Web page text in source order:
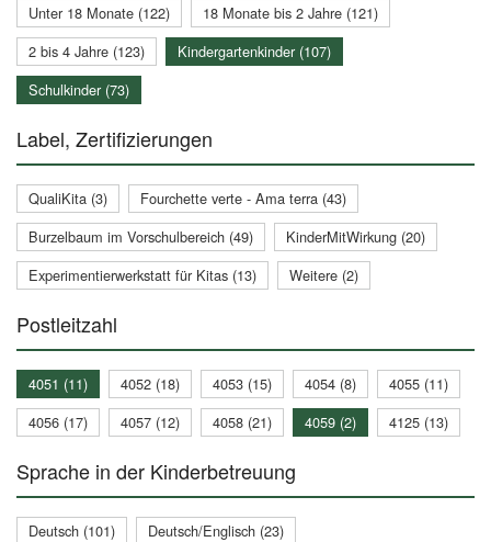
Unter 18 Monate (122)
18 Monate bis 2 Jahre (121)
2 bis 4 Jahre (123)
Kindergartenkinder (107)
Schulkinder (73)
Label, Zertifizierungen
QualiKita (3)
Fourchette verte - Ama terra (43)
Burzelbaum im Vorschulbereich (49)
KinderMitWirkung (20)
Experimentierwerkstatt für Kitas (13)
Weitere (2)
Postleitzahl
4051 (11) 4052 (18) 4053 (15) 4054 (8)
4055 (11)
4056 (17)
4057 (12) 4058 (21) 4059 (2) 4125 (13)
Sprache in der Kinderbetreuung
Deutsch (101)
Deutsch/Englisch (23)